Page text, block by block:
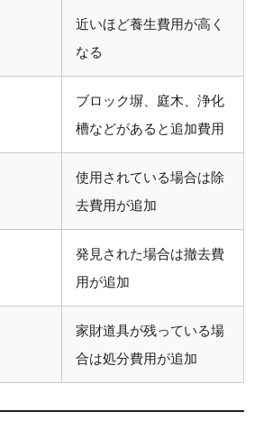
近いほど養生費用が高く
なる
ブロック塀、庭木、浄化
槽などがあると追加費用
使用されている場合は除
去費用が追加
発見された場合は撤去費
用が追加
家財道具が残っている場
合は処分費用が追加